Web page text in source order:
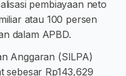
pembiayaan neto
atau 100 persen
dalam APBD.
Anggaran (SILPA)
sebesar Rp143,629